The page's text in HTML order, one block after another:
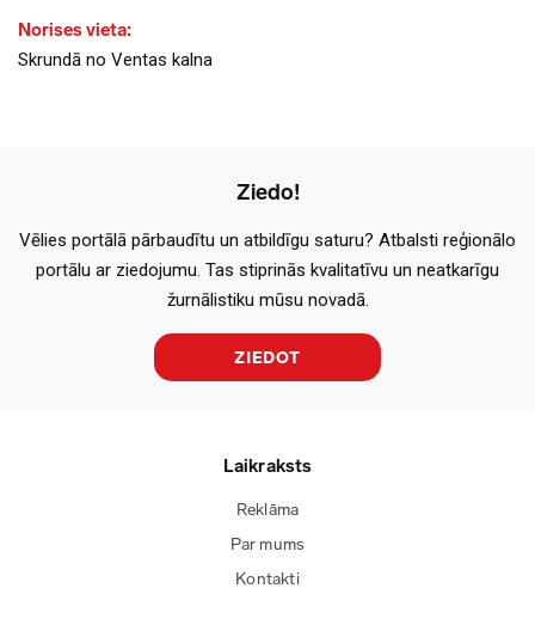
Norises vieta:
Skrundā no Ventas kalna
Ziedo!
Vēlies portālā pārbaudītu un atbildīgu saturu? Atbalsti reģionālo
portālu ar ziedojumu. Tas stiprinās kvalitatīvu un neatkarīgu
žurnālistiku mūsu novadā.
ZIEDOT
Laikraksts
Reklāma
Par mums
Kontakti